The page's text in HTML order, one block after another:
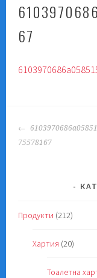
67
POST
NAVIGATION
75578167
Продукти (212)
Хартия (20)
Тоалетна